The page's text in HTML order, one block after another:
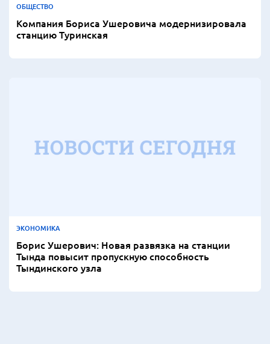
ОБЩЕСТВО
Компания Бориса Ушеровича модернизировала
станцию Туринская
ЭКОНОМИКА
Борис Ушерович: Новая развязка на станции
Тында повысит пропускную способность
Тындинского узла